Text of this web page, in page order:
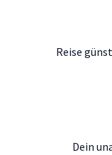
Reise
Dein